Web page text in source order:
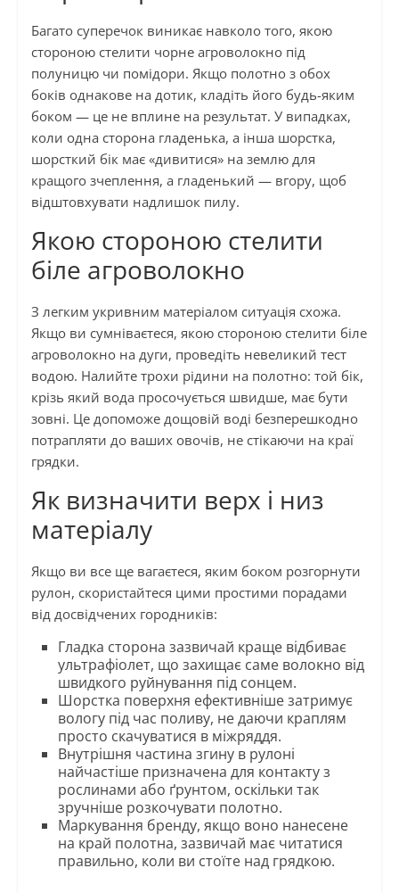
Багато суперечок виникає навколо того, якою
стороною стелити чорне агроволокно під
полуницю чи помідори. Якщо полотно з обох
боків однакове на дотик, кладіть його будь-яким
боком — це не вплине на результат. У випадках,
коли одна сторона гладенька, а інша шорстка,
шорсткий бік має «дивитися» на землю для
кращого зчеплення, а гладенький — вгору, щоб
відштовхувати надлишок пилу.
Якою стороною стелити
біле агроволокно
З легким укривним матеріалом ситуація схожа.
Якщо ви сумніваєтеся, якою стороною стелити біле
агроволокно на дуги, проведіть невеликий тест
водою. Налийте трохи рідини на полотно: той бік,
крізь який вода просочується швидше, має бути
зовні. Це допоможе дощовій воді безперешкодно
потрапляти до ваших овочів, не стікаючи на краї
грядки.
Як визначити верх і низ
матеріалу
Якщо ви все ще вагаєтеся, яким боком розгорнути
рулон, скористайтеся цими простими порадами
від досвідчених городників:
Гладка сторона зазвичай краще відбиває
ультрафіолет, що захищає саме волокно від
швидкого руйнування під сонцем.
Шорстка поверхня ефективніше затримує
вологу під час поливу, не даючи краплям
просто скачуватися в міжряддя.
Внутрішня частина згину в рулоні
найчастіше призначена для контакту з
рослинами або ґрунтом, оскільки так
зручніше розкочувати полотно.
Маркування бренду, якщо воно нанесене
на край полотна, зазвичай має читатися
правильно, коли ви стоїте над грядкою.